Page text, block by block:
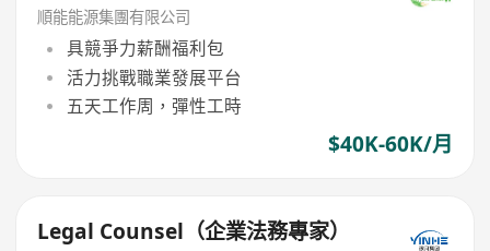
順能能源集團有限公司
具競爭力薪酬福利包
活力挑戰職業發展平台
五天工作周，彈性工時
$40K-60K/月
Legal Counsel（企業法務專家）